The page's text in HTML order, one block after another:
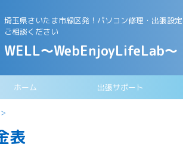
埼玉県さいたま市緑区発！パソコン修理・出張設定
ご相談ください
WELL～WebEnjoyLifeLab～
ホーム 出張サポート
>
表